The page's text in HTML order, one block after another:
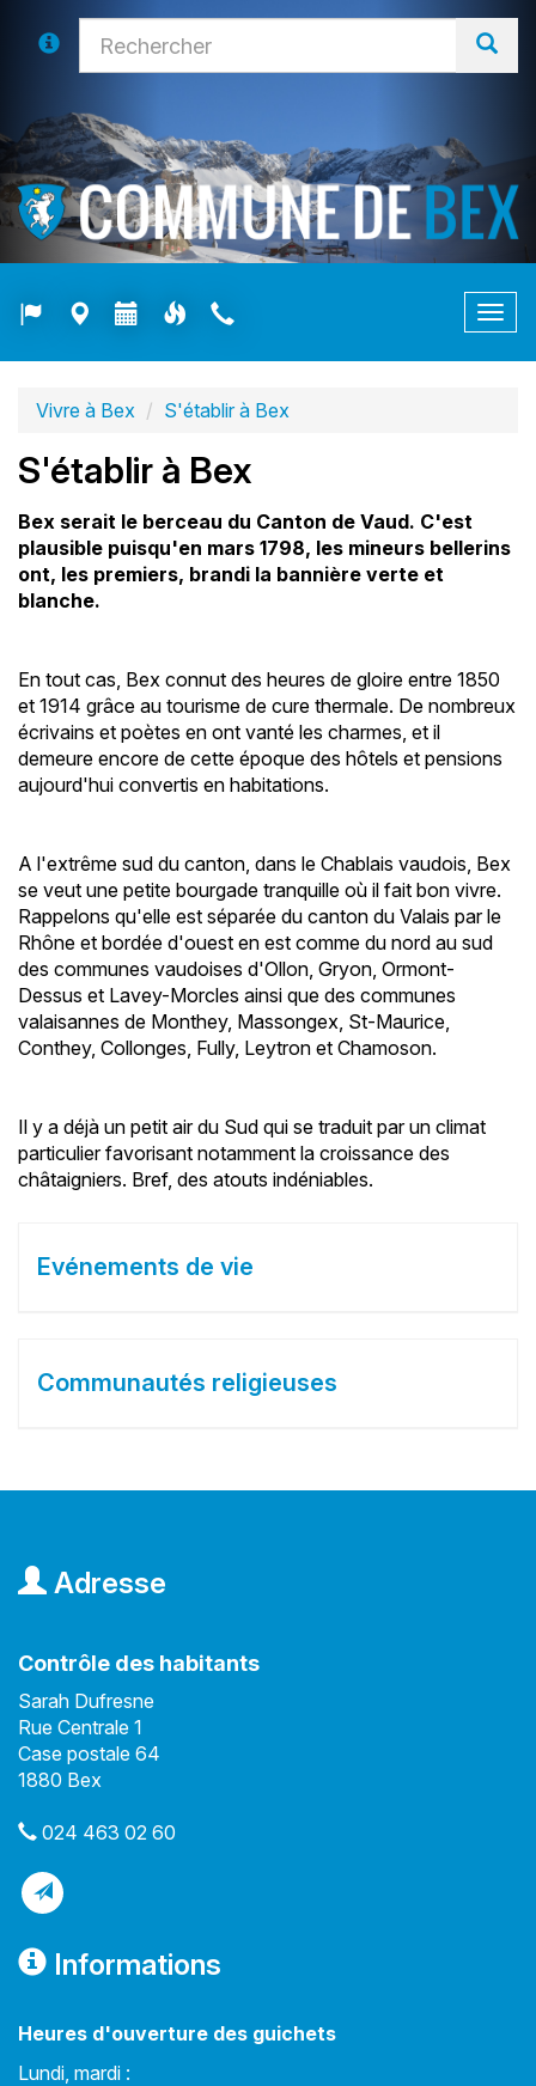
Vivre à Bex S'établir à Bex
S'établir à Bex
Bex serait le berceau du Canton de Vaud. C'est
plausible puisqu'en mars 1798, les mineurs bellerins
ont, les premiers, brandi la bannière verte et
blanche.
En tout cas, Bex connut des heures de gloire entre 1850
et 1914 grâce au tourisme de cure thermale. De nombreux
écrivains et poètes en ont vanté les charmes, et il
demeure encore de cette époque des hôtels et pensions
aujourd'hui convertis en habitations.
A l'extrême sud du canton, dans le Chablais vaudois, Bex
se veut une petite bourgade tranquille où il fait bon vivre.
Rappelons qu'elle est séparée du canton du Valais par le
Rhône et bordée d'ouest en est comme du nord au sud
des communes vaudoises d'Ollon, Gryon, Ormont-
Dessus et Lavey-Morcles ainsi que des communes
valaisannes de Monthey, Massongex, St-Maurice,
Conthey, Collonges, Fully, Leytron et Chamoson.
Il y a déjà un petit air du Sud qui se traduit par un climat
particulier favorisant notamment la croissance des
châtaigniers. Bref, des atouts indéniables.
Evénements de vie
Communautés religieuses
Adresse
Contrôle des habitants
Sarah Dufresne
Rue Centrale 1
Case postale 64
1880 Bex
024 463 02 60
Informations
Heures d'ouverture des guichets
Lundi, mardi :